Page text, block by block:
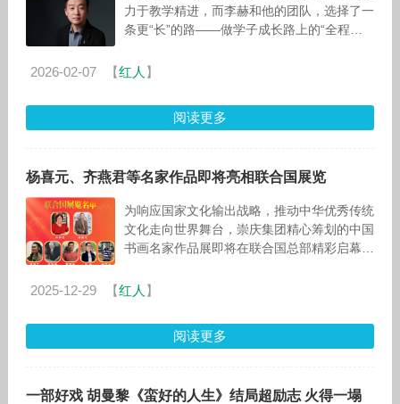
力于教学精进，而李赫和他的团队，选择了一
条更“长”的路——做学子成长路上的“全程陪
光阴，他见证并推动了一家教育机构
2026-02-07 【红人 】
阅读更多
杨喜元、齐燕君等名家作品即将亮相联合国展览
为响应国家文化输出战略，推动中华优秀传统
文化走向世界舞台，崇庆集团精心筹划的中国
书画名家作品展即将在联合国总部精彩启幕。
作，以笔墨为桥搭建中外文化交流纽带
2025-12-29 【红人 】
阅读更多
一部好戏 胡曼黎《蛮好的人生》结局超励志 火得一塌